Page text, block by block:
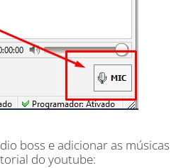
boss e adicionar as músicas
do youtube: